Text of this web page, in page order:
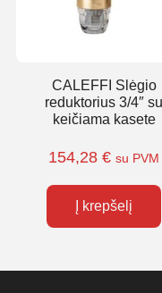
CALEFFI Slėgio
reduktorius 3/4″ su
keičiama kasete
154,28 € su PVM
Į krepšelį